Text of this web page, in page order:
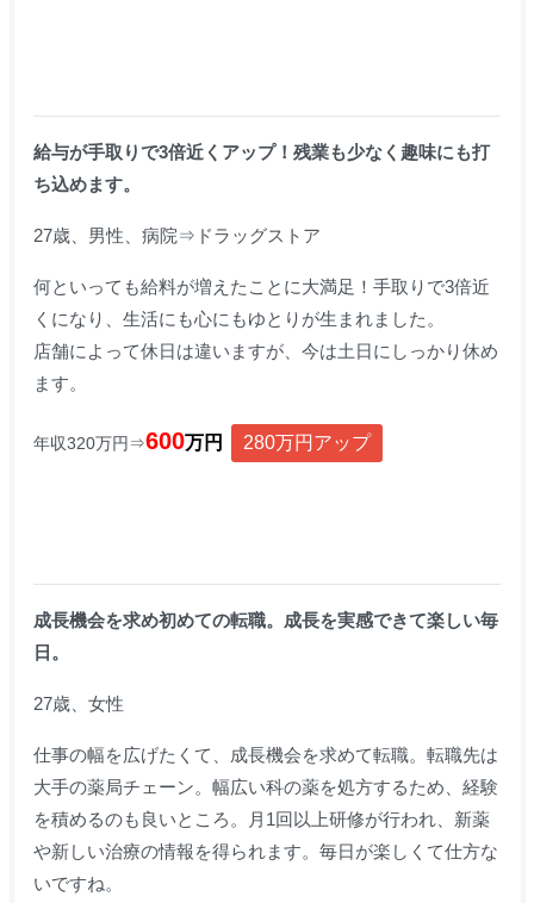
給与が手取りで3倍近くアップ！残業も少なく趣味にも打
ち込めます。
27歳、男性、病院⇒ドラッグストア
何といっても給料が増えたことに大満足！手取りで3倍近
くになり、生活にも心にもゆとりが生まれました。
店舗によって休日は違いますが、今は土日にしっかり休め
ます。
年収320万円⇒600万円 280万円アップ
成長機会を求め初めての転職。成長を実感できて楽しい毎
日。
27歳、女性
仕事の幅を広げたくて、成長機会を求めて転職。 転職先は
大手の薬局チェーン。幅広い科の薬を処方するため、経験
を積めるのも良いところ。月1回以上研修が行われ、新薬
や新しい治療の情報を得られます。毎日が楽しくて仕方な
いですね。